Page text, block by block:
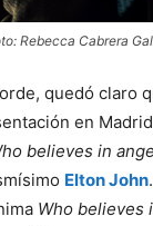
Rebecca Cabrera
quedó claro
en
believes in
Elton John
Who believes